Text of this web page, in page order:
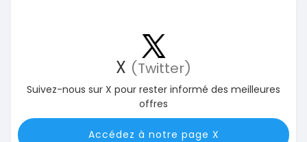
X (Twitter)
Suivez-nous sur X pour rester informé des meilleures
offres
Accédez à notre page X